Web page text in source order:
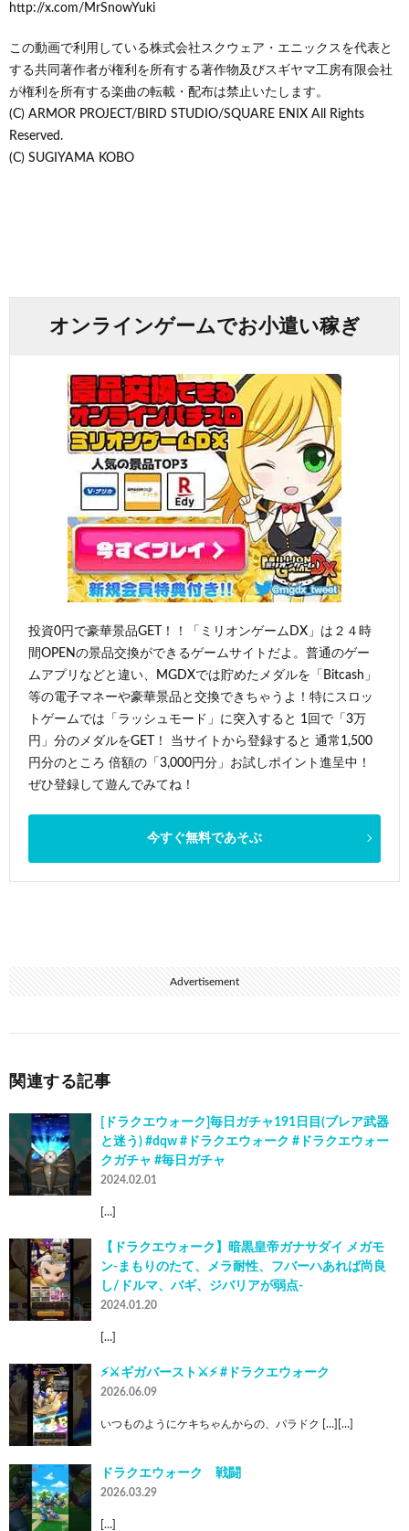
http://x.com/MrSnowYuki
この動画で利用している株式会社スクウェア・エニックスを代表と
する共同著作者が権利を所有する著作物及びスギヤマ工房有限会社
が権利を所有する楽曲の転載・配布は禁止いたします。
(C) ARMOR PROJECT/BIRD STUDIO/SQUARE ENIX All Rights
Reserved.
(C) SUGIYAMA KOBO
オンラインゲームでお小遣い稼ぎ
投資0円で豪華景品GET！！「ミリオンゲームDX」は２４時
間OPENの景品交換ができるゲームサイトだよ。普通のゲー
ムアプリなどと違い、MGDXでは貯めたメダルを「Bitcash」
等の電子マネーや豪華景品と交換できちゃうよ！特にスロッ
トゲームでは「ラッシュモード」に突入すると 1回で「3万
円」分のメダルをGET！ 当サイトから登録すると 通常1,500
円分のところ 倍額の「3,000円分」お試しポイント進呈中！
ぜひ登録して遊んでみてね！
今すぐ無料であそぶ
Advertisement
関連する記事
[ドラクエウォーク]毎日ガチャ191日目(ブレア武器
と迷う) #dqw #ドラクエウォーク #ドラクエウォー
クガチャ #毎日ガチャ
2024.02.01
[…]
【ドラクエウォーク】暗黒皇帝ガナサダイ メガモ
ン-まもりのたて、メラ耐性、フバーハあれば尚良
し/ドルマ、バギ、ジバリアが弱点-
2024.01.20
[…]
⚡⚔️ギガバースト⚔️⚡ #ドラクエウォーク
2026.06.09
いつものようにケキちゃんからの、パラドク […][…]
ドラクエウォーク 戦闘
2026.03.29
[…]